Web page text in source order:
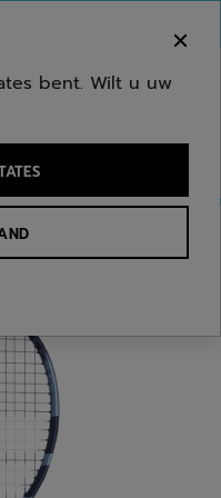
invoeren
bent. Wilt u uw